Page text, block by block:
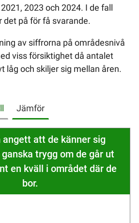
2023 och 2024. I de fall
det på för få svarande.
av siffrorna på områdesnivå
viss försiktighet då antalet
låg och skiljer sig mellan åren.
Jämför
angett att de känner sig
trygg om de går ut
en kväll i området där de
bor.